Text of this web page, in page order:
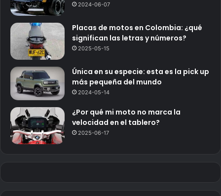
2024-06-07
Placas de motos en Colombia: ¿qué
significan las letras y números?
2025-05-15
Única en su especie: esta es la pick up
más pequeña del mundo
2024-05-14
¿Por qué mi moto no marca la
velocidad en el tablero?
2025-06-17